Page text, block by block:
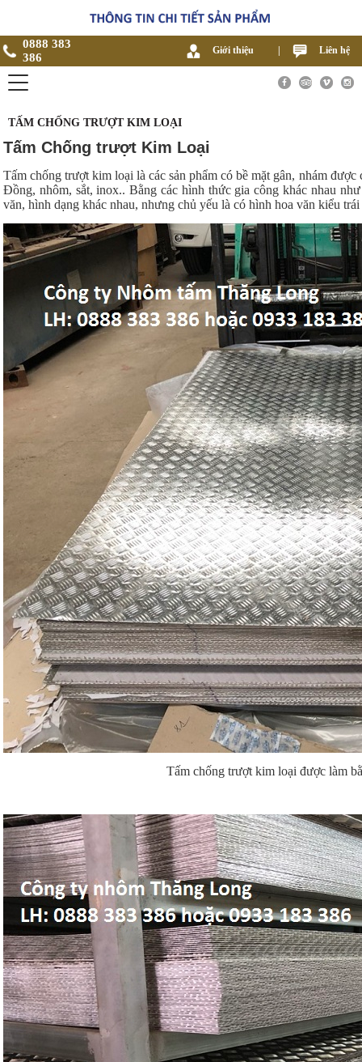
0888 383
386
Giới thiệu Liên hệ
TẤM CHỐNG TRƯỢT KIM LOẠI
Tấm Chống trượt Kim Loại
Tấm chống trượt kim loại là các sản phẩm có bề mặt gân, nhám
Đồng, nhôm, sắt, inox.. Bằng các hình thức gia công khác nhau
văn, hình dạng khác nhau, nhưng chủ yếu là có hình hoa văn kiểu trái
Tấm chống trượt kim loại được làm